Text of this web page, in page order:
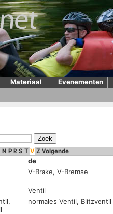
Materiaal Evenementen
N P R S T V Z Volgende
de
V-Brake, V-Bremse
Ventil
normales Ventil, Blitzventil